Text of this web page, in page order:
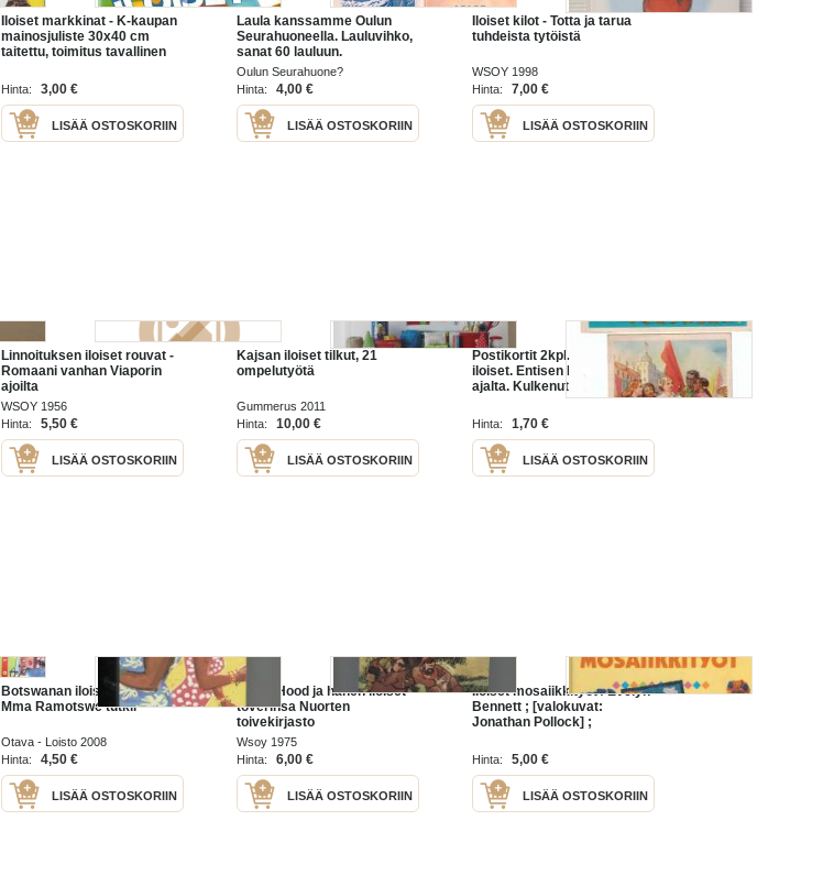
Iloiset markkinat - K-kaupan
mainosjuliste 30x40 cm
taitettu, toimitus tavallinen
Hinta: 3,00 €
LISÄÄ OSTOSKORIIN
Laula kanssamme Oulun
Seurahuoneella. Lauluvihko,
sanat 60 lauluun.
Oulun Seurahuone?
Hinta:
4,00 €
LISÄÄ OSTOSKORIIN
Iloiset kilot - Totta ja tarua
tuhdeista tytöistä
WSOY 1998
Hinta:
7,00 €
LISÄÄ OSTOSKORIIN
Linnoituksen iloiset rouvat -
Romaani vanhan Viaporin
ajoilta
WSOY 1956
Hinta:
5,50 €
LISÄÄ OSTOSKORIIN
Kajsan iloiset tilkut, 21
ompelutyötä
Gummerus 2011
Hinta:
10,00 €
LISÄÄ OSTOSKORIIN
Postikortit 2kpl. Herkät ja
iloiset. Entisen Neuvostoliiton
ajalta. Kulkenut postissa ja
nyrkkipostissa.
Hinta: 1,70 €
LISÄÄ OSTOSKORIIN
Botswanan iloiset rouvat .
Mma Ramotswe tutkii
Otava - Loisto 2008
Hinta:
4,50 €
LISÄÄ OSTOSKORIIN
Robin Hood ja hänen iloiset
toverinsa Nuorten
toivekirjasto
Wsoy 1975
Hinta:
6,00 €
LISÄÄ OSTOSKORIIN
Iloiset mosaiikkityöt / Evelyn
Bennett ; [valokuvat:
Jonathan Pollock] ;
Leslie Thompson] ;
[suomentanut Virpi
Vainikainen].
Hinta: 5,00 €
LISÄÄ OSTOSKORIIN